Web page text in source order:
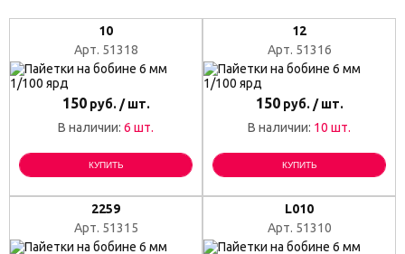
10
Арт. 51318
150руб. / шт.
В наличии: 6 шт.
КУПИТЬ
12
Арт. 51316
150руб. / шт.
В наличии: 10 шт.
КУПИТЬ
2259
Арт. 51315
L010
Арт. 51310